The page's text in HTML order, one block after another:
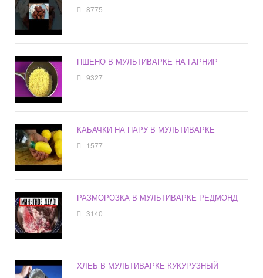
8775
ПШЕНО В МУЛЬТИВАРКЕ НА ГАРНИР
9327
КАБАЧКИ НА ПАРУ В МУЛЬТИВАРКЕ
1577
РАЗМОРОЗКА В МУЛЬТИВАРКЕ РЕДМОНД
3140
ХЛЕБ В МУЛЬТИВАРКЕ КУКУРУЗНЫЙ